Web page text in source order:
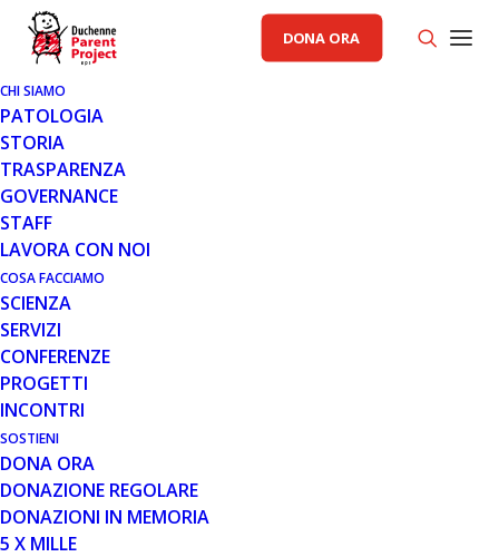
DONA ORA
CHI SIAMO
PATOLOGIA
STORIA
TRASPARENZA
GOVERNANCE
STAFF
LAVORA CON NOI
COSA FACCIAMO
SCIENZA
SERVIZI
CONFERENZE
PROGETTI
INCONTRI
SOSTIENI
DONA ORA
DONAZIONE REGOLARE
DONAZIONI IN MEMORIA
5 X MILLE
NOTIZIARIO PP
23 OTT 2020
ASSEMBLEA DEI SOCI
Regolamento Consulta dei Pazienti
Relazione di Missione 2019